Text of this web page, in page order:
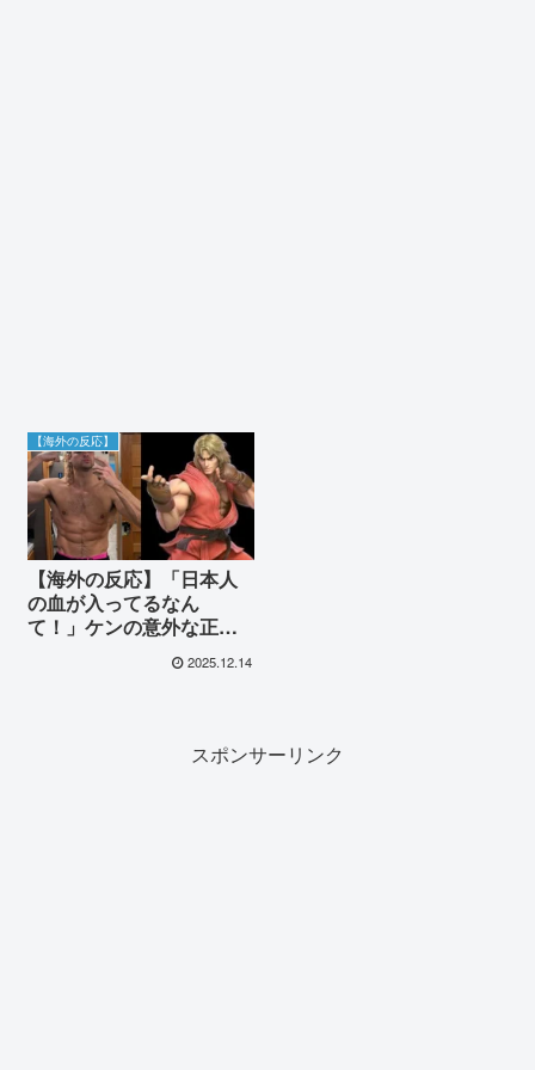
【海外の反応】
【海外の反応】「日本人
の血が入ってるなん
て！」ケンの意外な正体
に世界が衝撃！実写映画
版『ストリートファイタ
2025.12.14
スポンサーリンク